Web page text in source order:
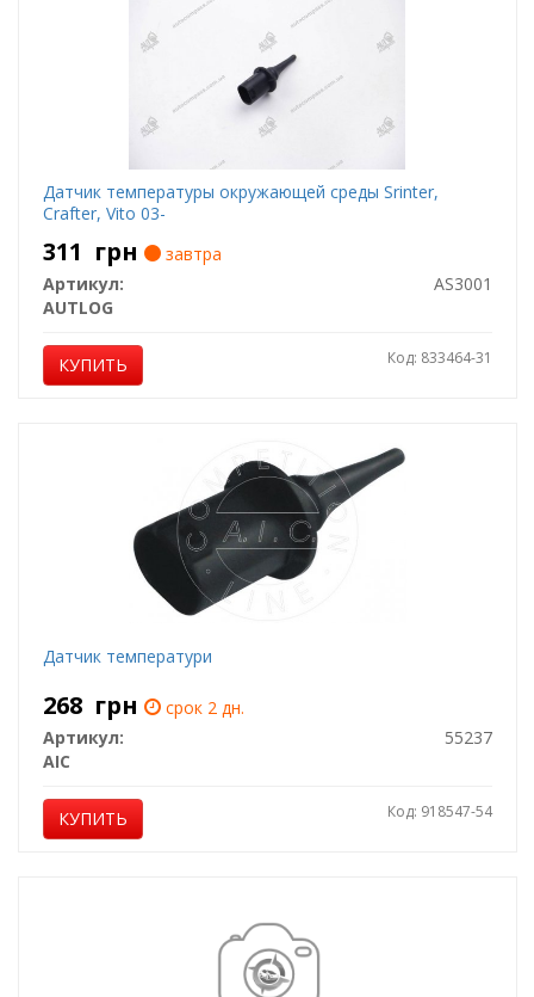
Датчик температуры окружающей среды Srinter,
Crafter, Vito 03-
311 грн
завтра
Артикул:
AS3001
AUTLOG
КУПИТЬ Код: 833464-31
Датчик температури
268 грн
срок 2 дн.
Артикул:
55237
AIC
КУПИТЬ Код: 918547-54